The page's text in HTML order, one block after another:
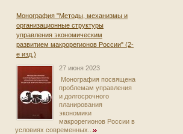
Монография "Методы, механизмы и
организационные структуры
управления экономическим
развитием макрорегионов России" (2-
е изд.)
27 июня 2023
Монография посвящена
проблемам управления
и долгосрочного
планирования
экономики
макрорегионов России в
условиях современных...